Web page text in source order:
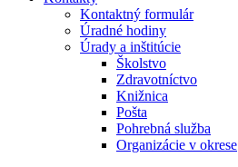
Kontaktný formulár
Úradné hodiny
Úrady a inštitúcie
Školstvo
Zdravotníctvo
Knižnica
Pošta
Pohrebná služba
Organizácie v okrese